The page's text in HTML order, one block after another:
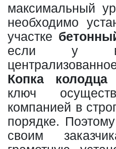
максимальный
необходимо
участке
если у
Копка
ключ
компанией в
порядке.
своим